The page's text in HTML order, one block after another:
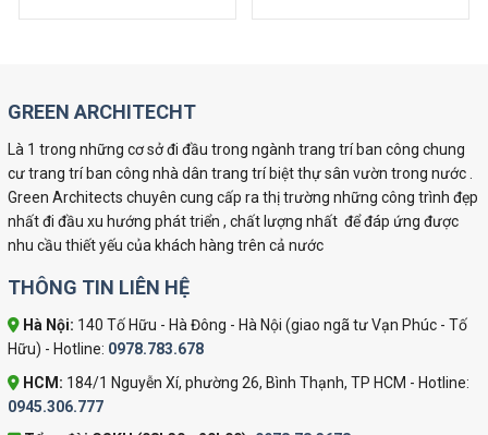
GREEN ARCHITECHT
Là 1 trong những cơ sở đi đầu trong ngành trang trí ban công chung
cư trang trí ban công nhà dân trang trí biệt thự sân vườn trong nước .
Green Architects chuyên cung cấp ra thị trường những công trình đẹp
nhất đi đầu xu hướng phát triển , chất lượng nhất để đáp ứng được
nhu cầu thiết yếu của khách hàng trên cả nước
THÔNG TIN LIÊN HỆ
Hà Nội: 140 Tố Hữu - Hà Đông - Hà Nội (giao ngã tư Vạn Phúc - Tố
Hữu) - Hotline: 0978.783.678
HCM: 184/1 Nguyễn Xí, phường 26, Bình Thạnh, TP HCM - Hotline:
0945.306.777